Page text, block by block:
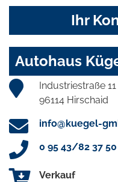
Ihr
Autohaus
Industriestraße 11
96114 Hirschaid
info@kuegel-
0 95 43/82 37 50
Verkauf